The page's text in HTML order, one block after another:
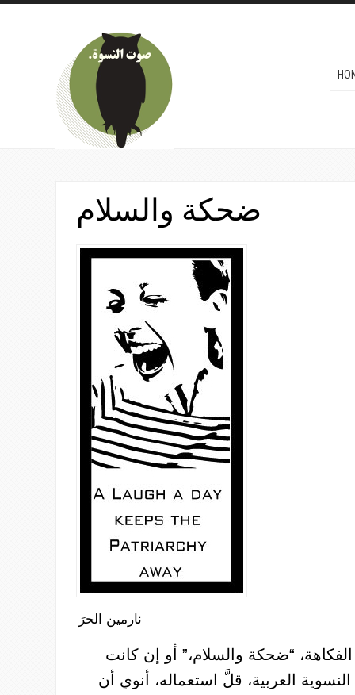
Skip to main content
ضحكة والسلام
نارمين الحرَ
الفكاهة، “ضحكة والسلام،” أو إن كانت
النسوية العربية، قلَّ استعماله، أنوي أن